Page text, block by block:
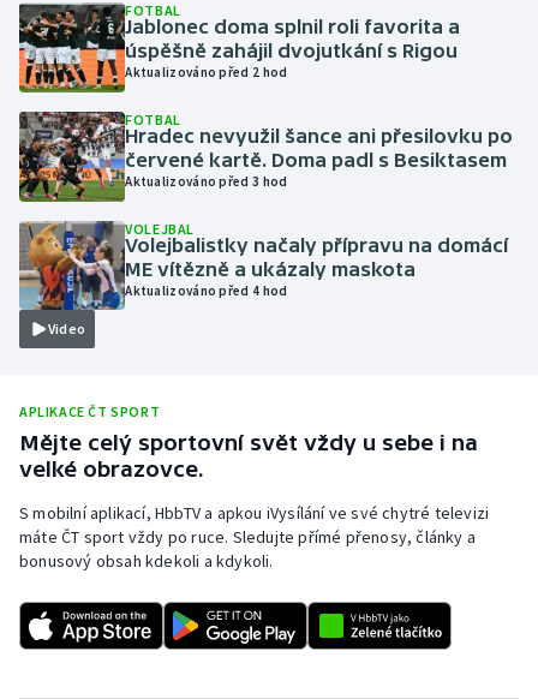
Moderní pětiboj
Motorsport
Olympijské hry
Plavání
Plážový volejbal
Rychlobruslení
Rychlostní kanoistika
Short track
Sportovní střelba
FOTBAL
Jablonec doma splnil roli favorita a
úspěšně zahájil dvojutkání s Rigou
Aktualizováno před 2 hod
FOTBAL
Hradec nevyužil šance ani přesilovku po
červené kartě. Doma padl s Besiktasem
Aktualizováno před 3 hod
Video
VOLEJBAL
Volejbalistky načaly přípravu na domácí
ME vítězně a ukázaly maskota
Aktualizováno před 4 hod
APLIKACE ČT SPORT
Mějte celý sportovní svět vždy u sebe i na
velké obrazovce.
S mobilní aplikací, HbbTV a apkou iVysílání ve své chytré televizi
máte ČT sport vždy po ruce. Sledujte přímé přenosy, články a
bonusový obsah kdekoli a kdykoli.